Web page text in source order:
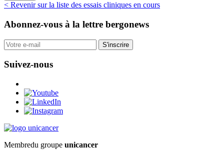
< Revenir sur la liste des essais cliniques en cours
Abonnez-vous à la lettre bergonews
S'inscrire
Suivez-nous
Membredu groupe unicancer